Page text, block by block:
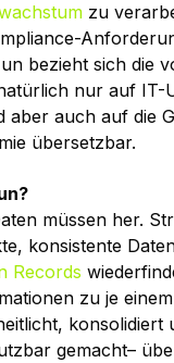
zu
bezieht sich die
nur auf IT-
aber auch auf die
übersetzbar.
müssen her.
konsistente
Records
zu je
konsolidiert
gemacht–